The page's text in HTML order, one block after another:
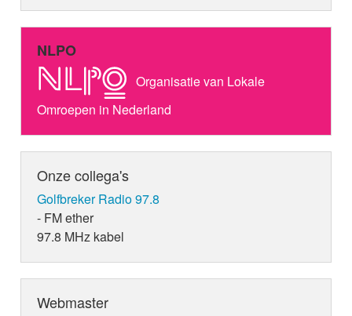
NLPO
Organisatie van Lokale
Omroepen in Nederland
Onze collega's
Golfbreker Radio 97.8
- FM ether
97.8 MHz kabel
Webmaster